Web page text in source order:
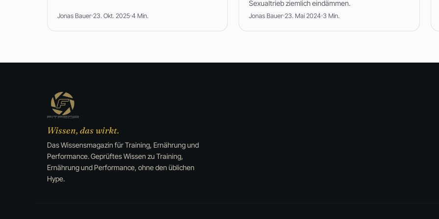
Jonas Bauer 23. Okt. 2025 4 Min.
Sexualtrieb ziemlich eindämmen.
Jonas Bauer 23. Mai 2024 3 Min.
Wissen, das wirkt.
Das Wissensmagazin für Training, Ernährung und
Performance. Geprüftes Wissen zu Training,
Ernährung und Performance, ohne den üblichen
Hype.